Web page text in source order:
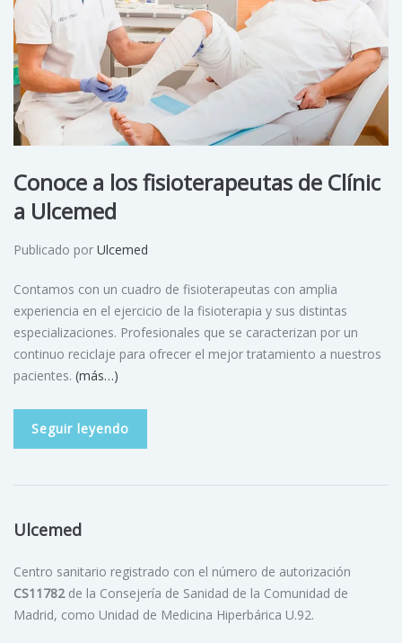
Conoce a los fisioterapeutas de Clínic
a Ulcemed
Publicado por Ulcemed
Contamos con un cuadro de fisioterapeutas con amplia
experiencia en el ejercicio de la fisioterapia y sus distintas
especializaciones. Profesionales que se caracterizan por un
continuo reciclaje para ofrecer el mejor tratamiento a nuestros
pacientes. (más…)
Seguir leyendo
Ulcemed
Centro sanitario registrado con el número de autorización
CS11782de la Consejería de Sanidad de la Comunidad de
Madrid, como Unidad de Medicina Hiperbárica U.92.